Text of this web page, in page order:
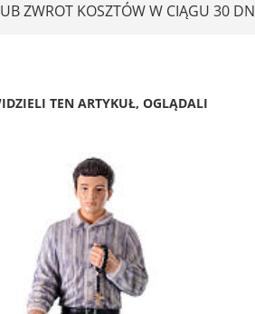
ZWROT KOSZTÓW W CIĄGU 30
TEN ARTYKUŁ, OGLĄDALI